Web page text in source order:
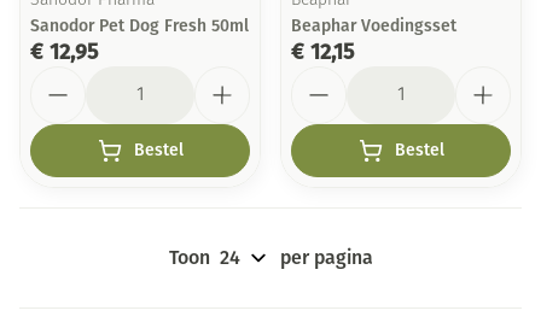
Sanodor Pet Dog Fresh 50ml
€ 12,95
Bestel
Beaphar Voedingsset
€ 12,15
Bestel
Toon per pagina